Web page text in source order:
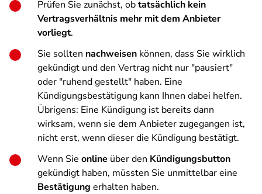
Prüfen Sie zunächst, obtatsächlich kein
Vertragsverhältnis mehr mit dem Anbieter
vorliegt.
Sie sollten nachweisen können, dass Sie wirklich
gekündigt und den Vertrag nicht nur "pausiert"
oder "ruhend gestellt" haben. Eine
Kündigungsbestätigung kann Ihnen dabei helfen.
Übrigens: Eine Kündigung ist bereits dann
wirksam, wenn sie dem Anbieter zugegangen ist,
nicht erst, wenn dieser die Kündigung bestätigt.
Wenn Sie online über den Kündigungsbutton
gekündigt haben, müssten Sie unmittelbar eine
Bestätigung erhalten haben.